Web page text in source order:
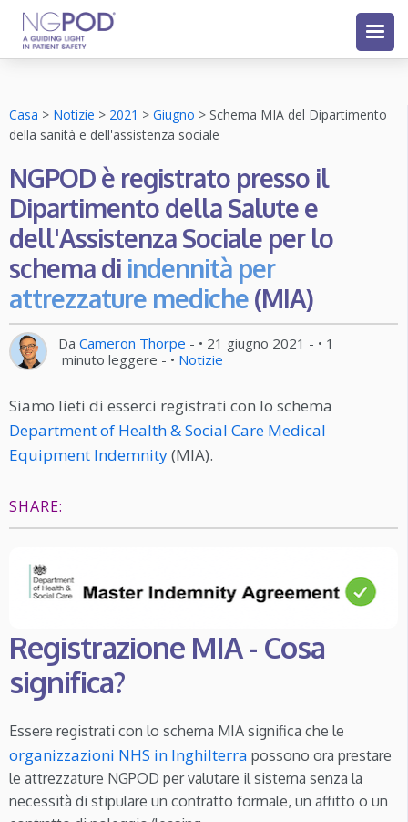
Casa > Notizie > 2021 > Giugno > Schema MIA del Dipartimento
della sanità e dell'assistenza sociale
NGPOD è registrato presso il
Dipartimento della Salute e
dell'Assistenza Sociale per lo
schema di indennità per
attrezzature mediche(MIA)
Da Cameron Thorpe - • 21 giugno 2021 - • 1
minuto leggere - • Notizie
Siamo lieti di esserci registrati con lo schema
Department of Health & Social Care Medical
Equipment Indemnity(MIA).
SHARE:
Registrazione MIA - Cosa
significa?
Essere registrati con lo schema MIA significa che le
organizzazioni NHS in Inghilterra possono ora prestare
le attrezzature NGPOD per valutare il sistema senza la
necessità di stipulare un contratto formale, un affitto o un